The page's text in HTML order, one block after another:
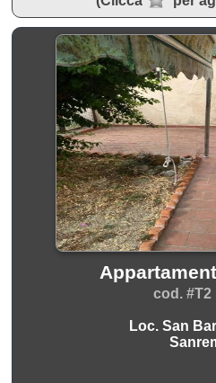
cod. #T2
Loc. San